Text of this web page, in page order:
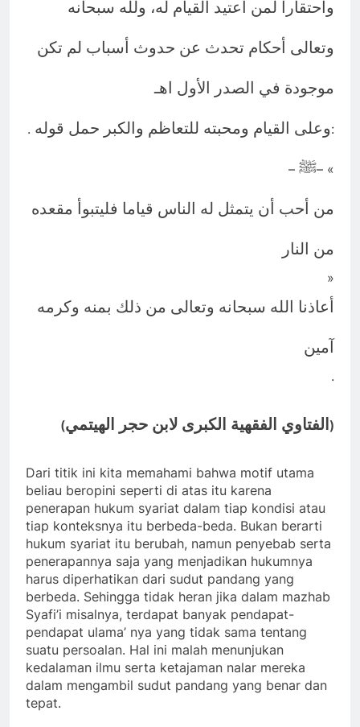
واحتقارا لمن اعتيد القيام له، ولله سبحانه
وتعالى أحكام تحدث عن حدوث أسباب لم تكن
موجودة في الصدر الأول اهـ
. وعلى القيام ومحبته للتعاظم والكبر حمل قوله:
– ﷺ– «
من أحب أن يتمثل له الناس قياما فليتبوأ مقعده
من النار
»
أعاذنا الله سبحانه وتعالى من ذلك بمنه وكرمه
آمين
.
(الفتاوي الفقهية الكبرى لابن حجر الهيتمي )
Dari titik ini kita memahami bahwa motif utama
beliau beropini seperti di atas itu karena
penerapan hukum syariat dalam tiap kondisi atau
tiap konteksnya itu berbeda-beda. Bukan berarti
hukum syariat itu berubah, namun penyebab serta
penerapannya saja yang menjadikan hukumnya
harus diperhatikan dari sudut pandang yang
berbeda. Sehingga tidak heran jika dalam mazhab
Syafi’i misalnya, terdapat banyak pendapat-
pendapat ulama’ nya yang tidak sama tentang
suatu persoalan. Hal ini malah menunjukan
kedalaman ilmu serta ketajaman nalar mereka
dalam mengambil sudut pandang yang benar dan
tepat.